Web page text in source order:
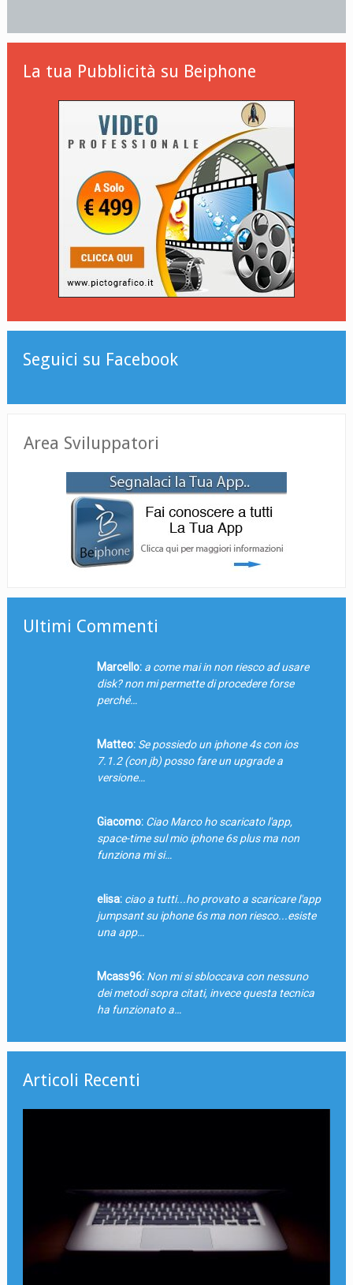
La tua Pubblicità su Beiphone
Seguici su Facebook
Area Sviluppatori
Ultimi Commenti
Marcello: a come mai in non riesco ad usare
disk? non mi permette di procedere forse
perché…
Matteo: Se possiedo un iphone 4s con ios
7.1.2 (con jb) posso fare un upgrade a
versione…
Giacomo: Ciao Marco ho scaricato l'app,
space-time sul mio iphone 6s plus ma non
funziona mi si…
elisa: ciao a tutti...ho provato a scaricare l'app
jumpsant su iphone 6s ma non riesco...esiste
una app…
Mcass96: Non mi si sbloccava con nessuno
dei metodi sopra citati, invece questa tecnica
ha funzionato a…
Articoli Recenti